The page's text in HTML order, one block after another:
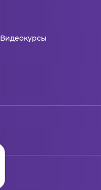
Видеокурсы